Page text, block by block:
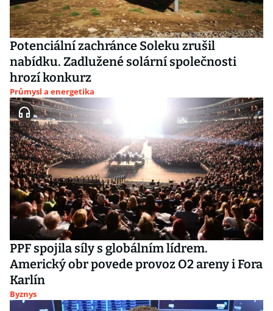
Potenciální zachránce Soleku zrušil
nabídku. Zadlužené solární společnosti
hrozí konkurz
Průmysl a energetika
PPF spojila síly s globálním lídrem.
Americký obr povede provoz O2 areny i Fora
Karlín
Byznys